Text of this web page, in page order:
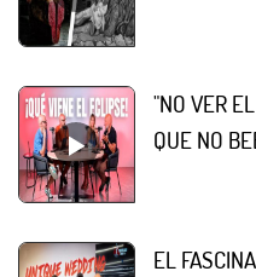
"NO VER
QUE NO
EL